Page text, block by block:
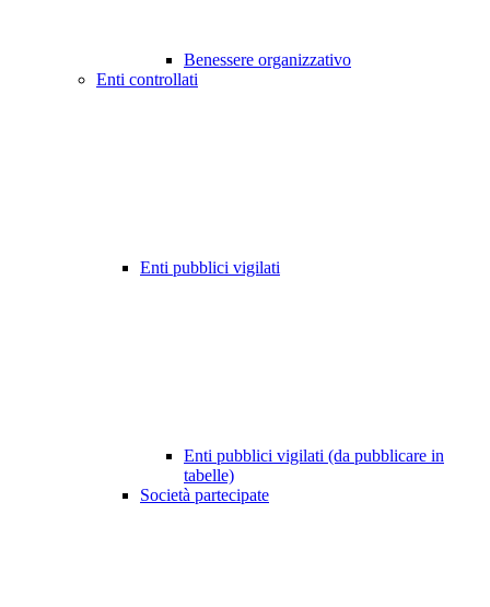
Benessere organizzativo
Enti controllati
Enti pubblici vigilati
Enti pubblici vigilati (da pubblicare in
tabelle)
Società partecipate